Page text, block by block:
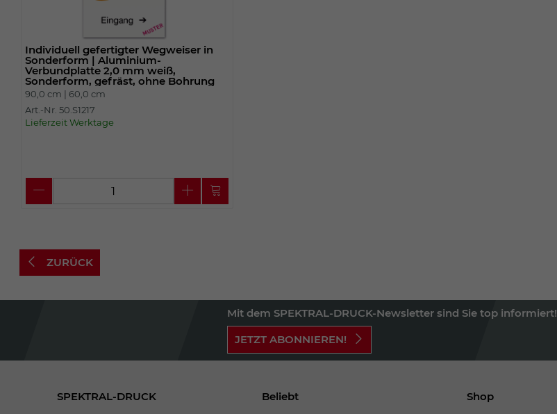
Individuell gefertigter Wegweiser in
Sonderform | Aluminium-
Verbundplatte 2,0 mm weiß,
Sonderform, gefräst, ohne Bohrung
90,0 cm | 60,0 cm
Art.-Nr. 50.S1217
Lieferzeit Werktage
ZURÜCK
Mit dem SPEKTRAL-DRUCK-Newsletter sind Sie top informiert!
JETZT ABONNIEREN!
SPEKTRAL-DRUCK
Beliebt
Shop